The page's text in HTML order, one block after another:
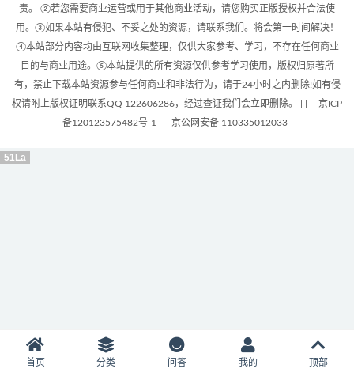
责。 ②若您需要商业运营或用于其他商业活动，请您购买正版授权并合法使
用。③如果本站有侵犯、不妥之处的资源，请联系我们。将会第一时间解决！
④本站部分内容均由互联网收集整理，仅供大家参考、学习，不存在任何商业
目的与商业用途。⑤本站提供的所有资源仅供参考学习使用，版权归原著所
有，禁止下载本站资源参与任何商业和非法行为，请于24小时之内删除!如有侵
权请附上版权证明联系QQ 122606286，经过查证我们会立即删除。 | |
京ICP
备120123575482号-1
京公网安备 110335012033
首页 分类 问答 我的 顶部
51La